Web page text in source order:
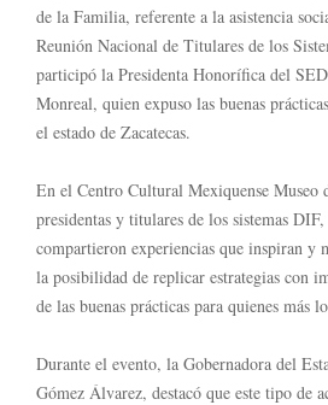
de la Familia, referente a la asistencia
Reunión Nacional de Titulares de los
participó la Presidenta Honorífica del
Monreal, quien expuso las buenas
el estado de Zacatecas.
En el Centro Cultural Mexiquense Museo
presidentas y titulares de los sistemas
compartieron experiencias que inspiran y
la posibilidad de replicar estrategias con
de las buenas prácticas para quienes más
Durante el evento, la Gobernadora del
Gómez Álvarez, destacó que este tipo de